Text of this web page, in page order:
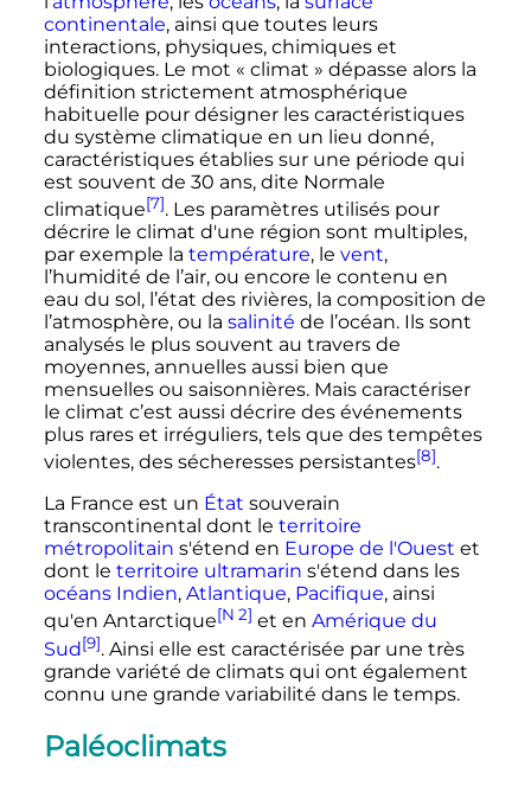
continentale, ainsi que toutes leurs
interactions, physiques, chimiques et
biologiques. Le mot « climat » dépasse alors la
définition strictement atmosphérique
habituelle pour désigner les caractéristiques
du système climatique en un lieu donné,
caractéristiques établies sur une période qui
est souvent de 30 ans, dite Normale
climatique[7]. Les paramètres utilisés pour
décrire le climat d'une région sont multiples,
par exemple la température, le vent,
l’humidité de l’air, ou encore le contenu en
eau du sol, l’état des rivières, la composition de
l’atmosphère, ou la salinité de l’océan. Ils sont
analysés le plus souvent au travers de
moyennes, annuelles aussi bien que
mensuelles ou saisonnières. Mais caractériser
le climat c’est aussi décrire des événements
plus rares et irréguliers, tels que des tempêtes
violentes, des sécheresses persistantes[8].
La France est un État souverain
transcontinental dont le territoire
métropolitain s'étend en Europe de l'Ouest et
dont le territoire ultramarin s'étend dans les
océans Indien, Atlantique, Pacifique, ainsi
qu'en Antarctique[N 2] et en Amérique du
Sud[9]. Ainsi elle est caractérisée par une très
grande variété de climats qui ont également
connu une grande variabilité dans le temps.
Paléoclimats